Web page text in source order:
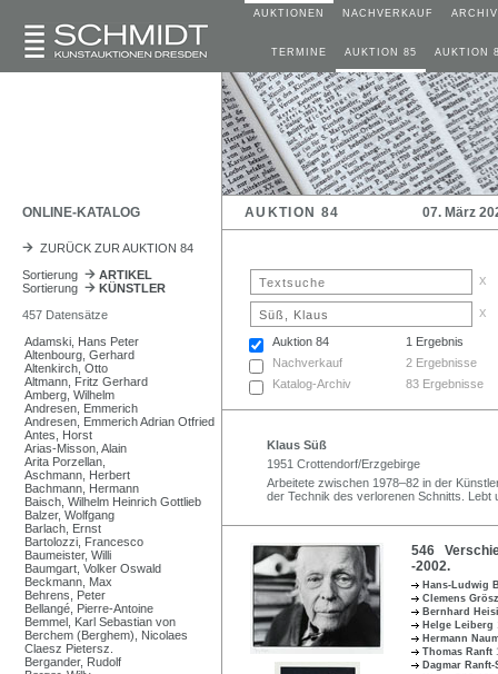
AUKTIONEN NACHVERKAUF ARCHIV
TERMINE AUKTION 85 AUKTION
ONLINE-KATALOG AUKTION 84 07. März
ZURÜCK ZUR AUKTION 84
Sortierung
ARTIKEL
Sortierung
KÜNSTLER
457 Datensätze
Adamski, Hans Peter
Altenbourg, Gerhard
Altenkirch, Otto
Altmann, Fritz Gerhard
Amberg, Wilhelm
Andresen, Emmerich
Andresen, Emmerich Adrian Otfried
Antes, Horst
Arias-Misson, Alain
Arita Porzellan,
Aschmann, Herbert
Bachmann, Hermann
Baisch, Wilhelm Heinrich Gottlieb
Balzer, Wolfgang
Barlach, Ernst
Bartolozzi, Francesco
Baumeister, Willi
Baumgart, Volker Oswald
Beckmann, Max
Behrens, Peter
Bellangé, Pierre-Antoine
Bemmel, Karl Sebastian von
Berchem (Berghem), Nicolaes
Claesz Pietersz.
Bergander, Rudolf
x
x
Auktion 84
1 Ergebnis
Nachverkauf
2 Ergebnisse
Katalog-Archiv
83 Ergebnisse
Klaus Süß
1951 Crottendorf/Erzgebirge
Arbeitete zwischen 1978–82 in der
der Technik des verlorenen Schnitts. Lebt
546
-2002.
Hans-Ludwig
Clemens
Bernhard
Helge Leiberg
Hermann
Thomas Ranft
Dagmar